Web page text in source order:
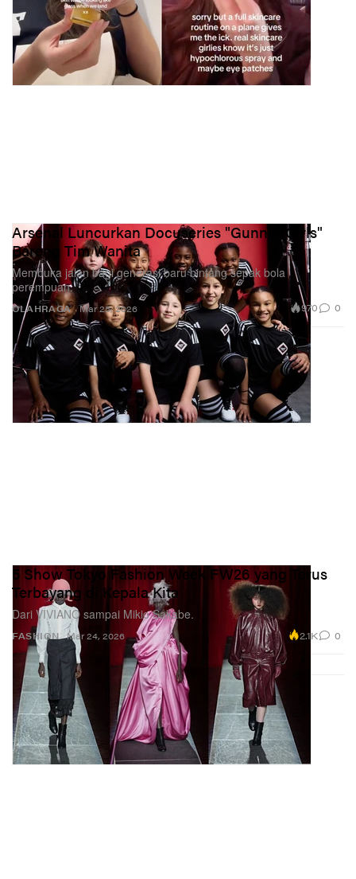
OLAHRAGA
Arsenal Luncurkan Docuseries "Gunner Girls"
Bareng Tim Wanita
Membuka jalan bagi generasi baru bintang sepak bola
perempuan.
Mar 25, 2026 970 0
FASHION
5 Show Tokyo Fashion Week FW26 yang Terus
Terbayang di Kepala Kita
Dari VIVIANO sampai Mikio Sakabe.
Mar 24, 2026 2.1K 0